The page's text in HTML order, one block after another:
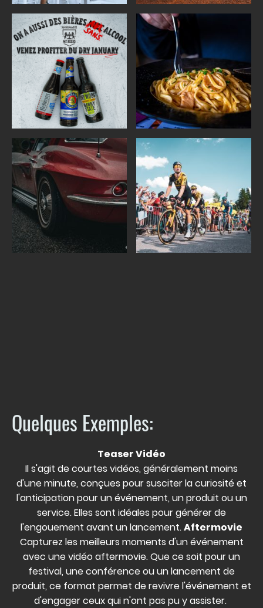
Quelques Exemples:
Teaser Vidéo
Il s'agit de courtes vidéos, généralement moins
d'une minute, conçues pour susciter la curiosité et
l'anticipation pour un événement, un produit ou un
service. Elles sont idéales pour générer de
l'engouement avant un lancement.Aftermovie
Capturez les meilleurs moments d'un événement
avec une vidéo aftermovie. Que ce soit pour un
festival, une conférence ou un lancement de
produit, ce format permet de revivre l'événement et
d'engager ceux qui n'ont pas pu y assister.